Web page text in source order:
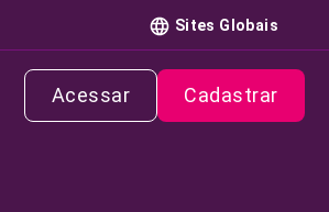
Sites Globais
Acessar Cadastrar